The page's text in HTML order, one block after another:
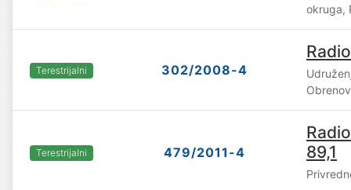
okruga,
Terestrijalni 302/2008-4
Terestrijalni 479/2011-4
89,1